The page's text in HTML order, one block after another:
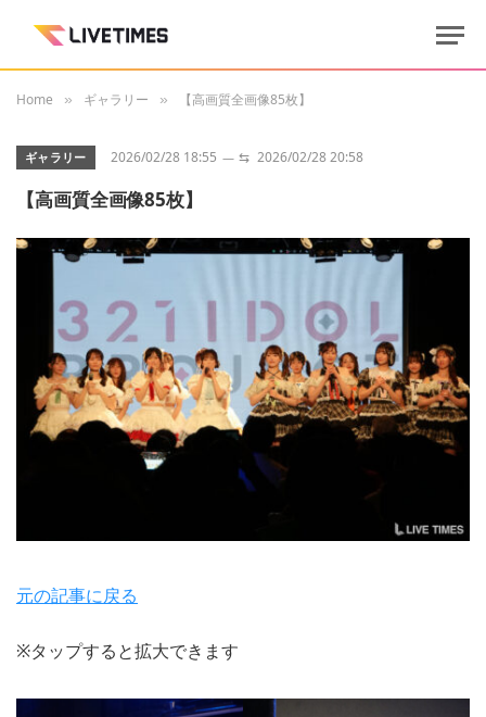
Home » ギャラリー » 【高画質全画像85枚】
ギャラリー 2026/02/28 18:55 ⇆ 2026/02/28 20:58
【高画質全画像85枚】
元の記事に戻る
※タップすると拡大できます